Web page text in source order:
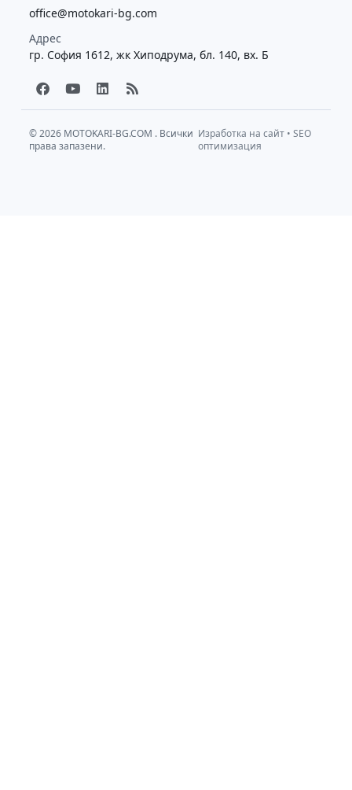
office@motokari-bg.com
Адрес
гр. София 1612, жк Хиподрума, бл. 140, вх. Б
F
a
c
b
o
Y
o
u
u
b
L
i
n
e
d
R
s
s
© 2026 MOTOKARI-BG.COM . Всички
права запазени.
Изработка на сайт •SEO
оптимизация